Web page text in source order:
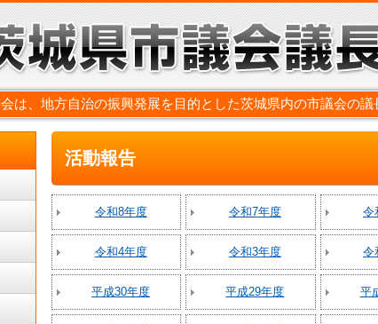
は、地方自治の振興発展を目的とした茨城県内の市議会の議
活動報告
令和8年度 令和7年度 令
令和4年度 令和3年度 令
平成30年度 平成29年度 平